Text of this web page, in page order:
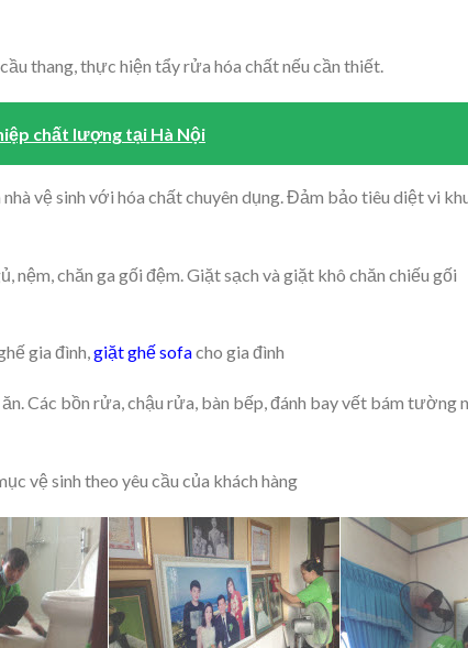
thang, thực hiện tẩy rửa hóa chất nếu cần thiết.
chất lượng tại Hà Nội
nhà vệ sinh với hóa chất chuyên dụng. Đảm bảo tiêu diệt vi
nệm, chăn ga gối đệm. Giặt sạch và giặt khô chăn chiếu gối
gia đình,giặt ghế sofacho gia đình
Các bồn rửa, chậu rửa, bàn bếp, đánh bay vết bám tường
vệ sinh theo yêu cầu của khách hàng